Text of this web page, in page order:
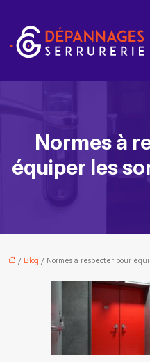
Normes à
équiper les
/ Blog / Normes à respecter pour